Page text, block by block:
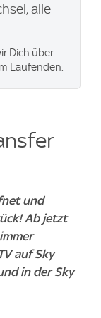
alle
Dich über
Laufenden.
und
Ab jetzt
auf Sky
in der Sky